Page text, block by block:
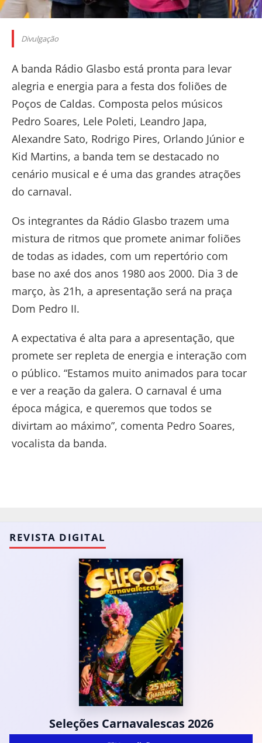
Divulgação
A banda Rádio Glasbo está pronta para levar
alegria e energia para a festa dos foliões de
Poços de Caldas. Composta pelos músicos
Pedro Soares, Lele Poleti, Leandro Japa,
Alexandre Sato, Rodrigo Pires, Orlando Júnior e
Kid Martins, a banda tem se destacado no
cenário musical e é uma das grandes atrações
do carnaval.
Os integrantes da Rádio Glasbo trazem uma
mistura de ritmos que promete animar foliões
de todas as idades, com um repertório com
base no axé dos anos 1980 aos 2000. Dia 3 de
março, às 21h, a apresentação será na praça
Dom Pedro II.
A expectativa é alta para a apresentação, que
promete ser repleta de energia e interação com
o público. “Estamos muito animados para tocar
e ver a reação da galera. O carnaval é uma
época mágica, e queremos que todos se
divirtam ao máximo”, comenta Pedro Soares,
vocalista da banda.
REVISTA DIGITAL
Seleções Carnavalescas 2026